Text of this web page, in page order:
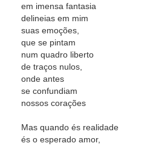
em imensa fantasia
delineias em mim
suas emoções,
que se pintam
num quadro liberto
de traços nulos,
onde antes
se confundiam
nossos corações
Mas quando és realidade
és o esperado amor,